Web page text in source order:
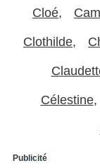
Cloé
Clothilde
Célestine
Publicité